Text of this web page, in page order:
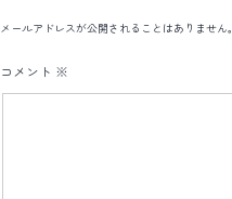
メールアドレスが公開されることはありません。
コメント ※